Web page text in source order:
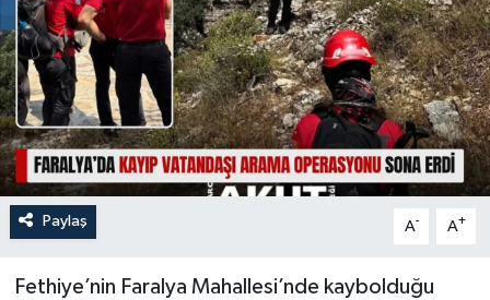
Paylaş A- A+
Fethiye’nin Faralya Mahallesi’nde kaybolduğu